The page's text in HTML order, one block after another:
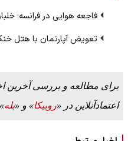
فاجعه هوایی در فرانسه؛ خلبان و ۱۰ سرنشین
تعویض آپارتمان با هتل
برای مطالعه و بررسی آخرین
اعتمادآنلاین در «روبیکا» و «بله